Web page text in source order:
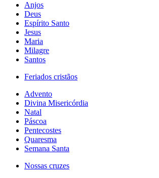
Anjos
Deus
Espírito Santo
Jesus
Maria
Milagre
Santos
Feriados cristãos
Advento
Divina Misericórdia
Natal
Páscoa
Pentecostes
Quaresma
Semana Santa
Nossas cruzes